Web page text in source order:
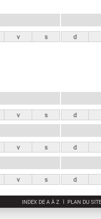
r
c
v s d
v s d
v s d
v s d
INDEX DE A À Z PLAN DU SITE